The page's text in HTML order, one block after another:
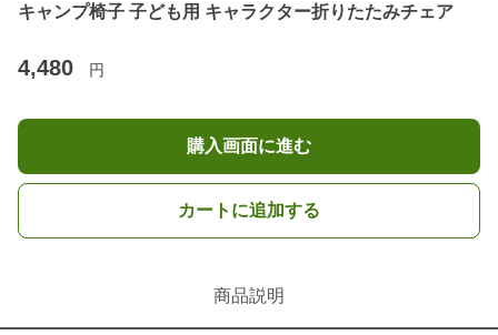
キャンプ椅子 子ども用 キャラクター折りたたみチェア
4,480 円
購入画面に進む
カートに追加する
商品説明